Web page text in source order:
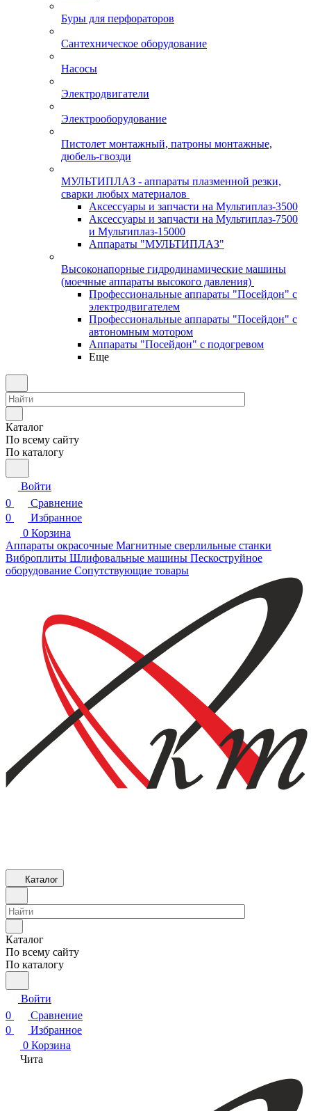
Буры для перфораторов
Сантехническое оборудование
Насосы
Электродвигатели
Электрооборудование
Пистолет монтажный, патроны монтажные,
дюбель-гвозди
МУЛЬТИПЛАЗ - аппараты плазменной резки,
сварки любых материалов
Аксессуары и запчасти на Мультиплаз-3500
Аксессуары и запчасти на Мультиплаз-7500
и Мультиплаз-15000
Аппараты "МУЛЬТИПЛАЗ"
Высоконапорные гидродинамические машины
(моечные аппараты высокого давления)
Профессиональные аппараты "Посейдон" с
электродвигателем
Профессиональные аппараты "Посейдон" с
автономным мотором
Аппараты "Посейдон" с подогревом
Еще
Каталог
По всему сайту
По каталогу
Войти
0
Сравнение
0
Избранное
0 Корзина
Аппараты окрасочные Магнитные сверлильные станки
Виброплиты Шлифовальные машины Пескоструйное
оборудование Сопутствующие товары
Каталог
Каталог
По всему сайту
По каталогу
Войти
0
Сравнение
0
Избранное
0 Корзина
Чита